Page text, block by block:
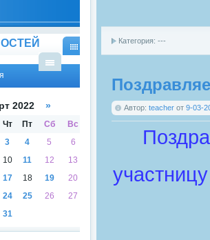
Категория: ---
Автор: teacher от 9-03-
ВИД
СПИ
2022 »
Чт Пт Сб
Вс
3 4 5
6
10 11 12
13
17 18 19
20
24 25 26
27
31